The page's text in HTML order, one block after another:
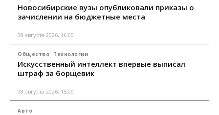
Новосибирские вузы опубликовали приказы о
зачислении на бюджетные места
08 августа 2026, 16:00
Общество Технологии
Искусственный интеллект впервые выписал
штраф за борщевик
08 августа 2026, 15:00
Авто